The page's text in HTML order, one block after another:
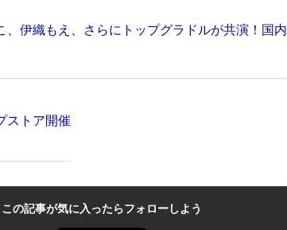
、伊織もえ、さらにトップグラドルが共演！国内
ストア開催
この記事が気に入ったらフォローしよう